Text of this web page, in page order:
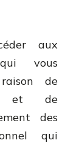
aux
qui vous
de
et de
des
qui